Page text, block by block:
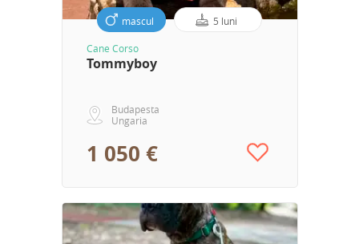
mascul 5 luni
Cane Corso
Tommyboy
Budapesta
Ungaria
1 050 €